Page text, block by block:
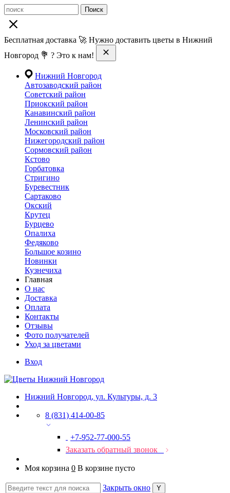
Поиск
Бесплатная доставка 🚀 Нужно доставить цветы в Нижний
Новгород 💐 ? Это к нам!
Нижний Новгород
Автозаводский район
Советский район
Приокский район
Канавинский район
Ленинский район
Московский район
Нижегородский район
Сормовский район
Кстово
Горбатовка
Стригино
Буревестник
Сартаково
Окский
Крутец
Бурцево
Опалиха
Федяково
Большое козино
Новинки
Кузнечиха
Главная
О нас
Доставка
Оплата
Контакты
Отзывы
Фото получателей
Уход за цветами
Вход
Нижний Новгород, ул. Культуры, д. 3
8 (831) 414-00-85
+7-952-77-000-55
Заказать обратный звонок
Моя корзина 0 В корзине пусто
Закрыть окно